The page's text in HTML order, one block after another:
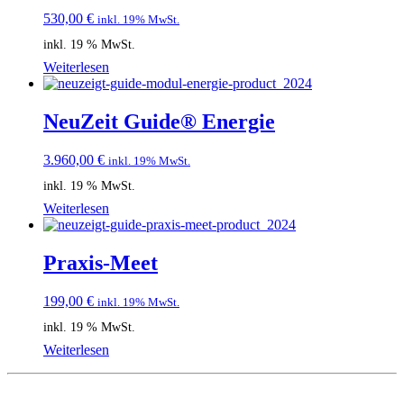
530,00 € inkl. 19% MwSt.
inkl. 19 % MwSt.
Weiterlesen
NeuZeit Guide® Energie
3.960,00 € inkl. 19% MwSt.
inkl. 19 % MwSt.
Weiterlesen
Praxis-Meet
199,00 € inkl. 19% MwSt.
inkl. 19 % MwSt.
Weiterlesen